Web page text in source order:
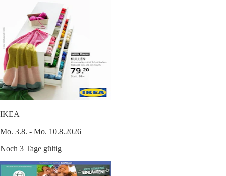
IKEA
Mo. 3.8. - Mo. 10.8.2026
Noch 3 Tage gültig